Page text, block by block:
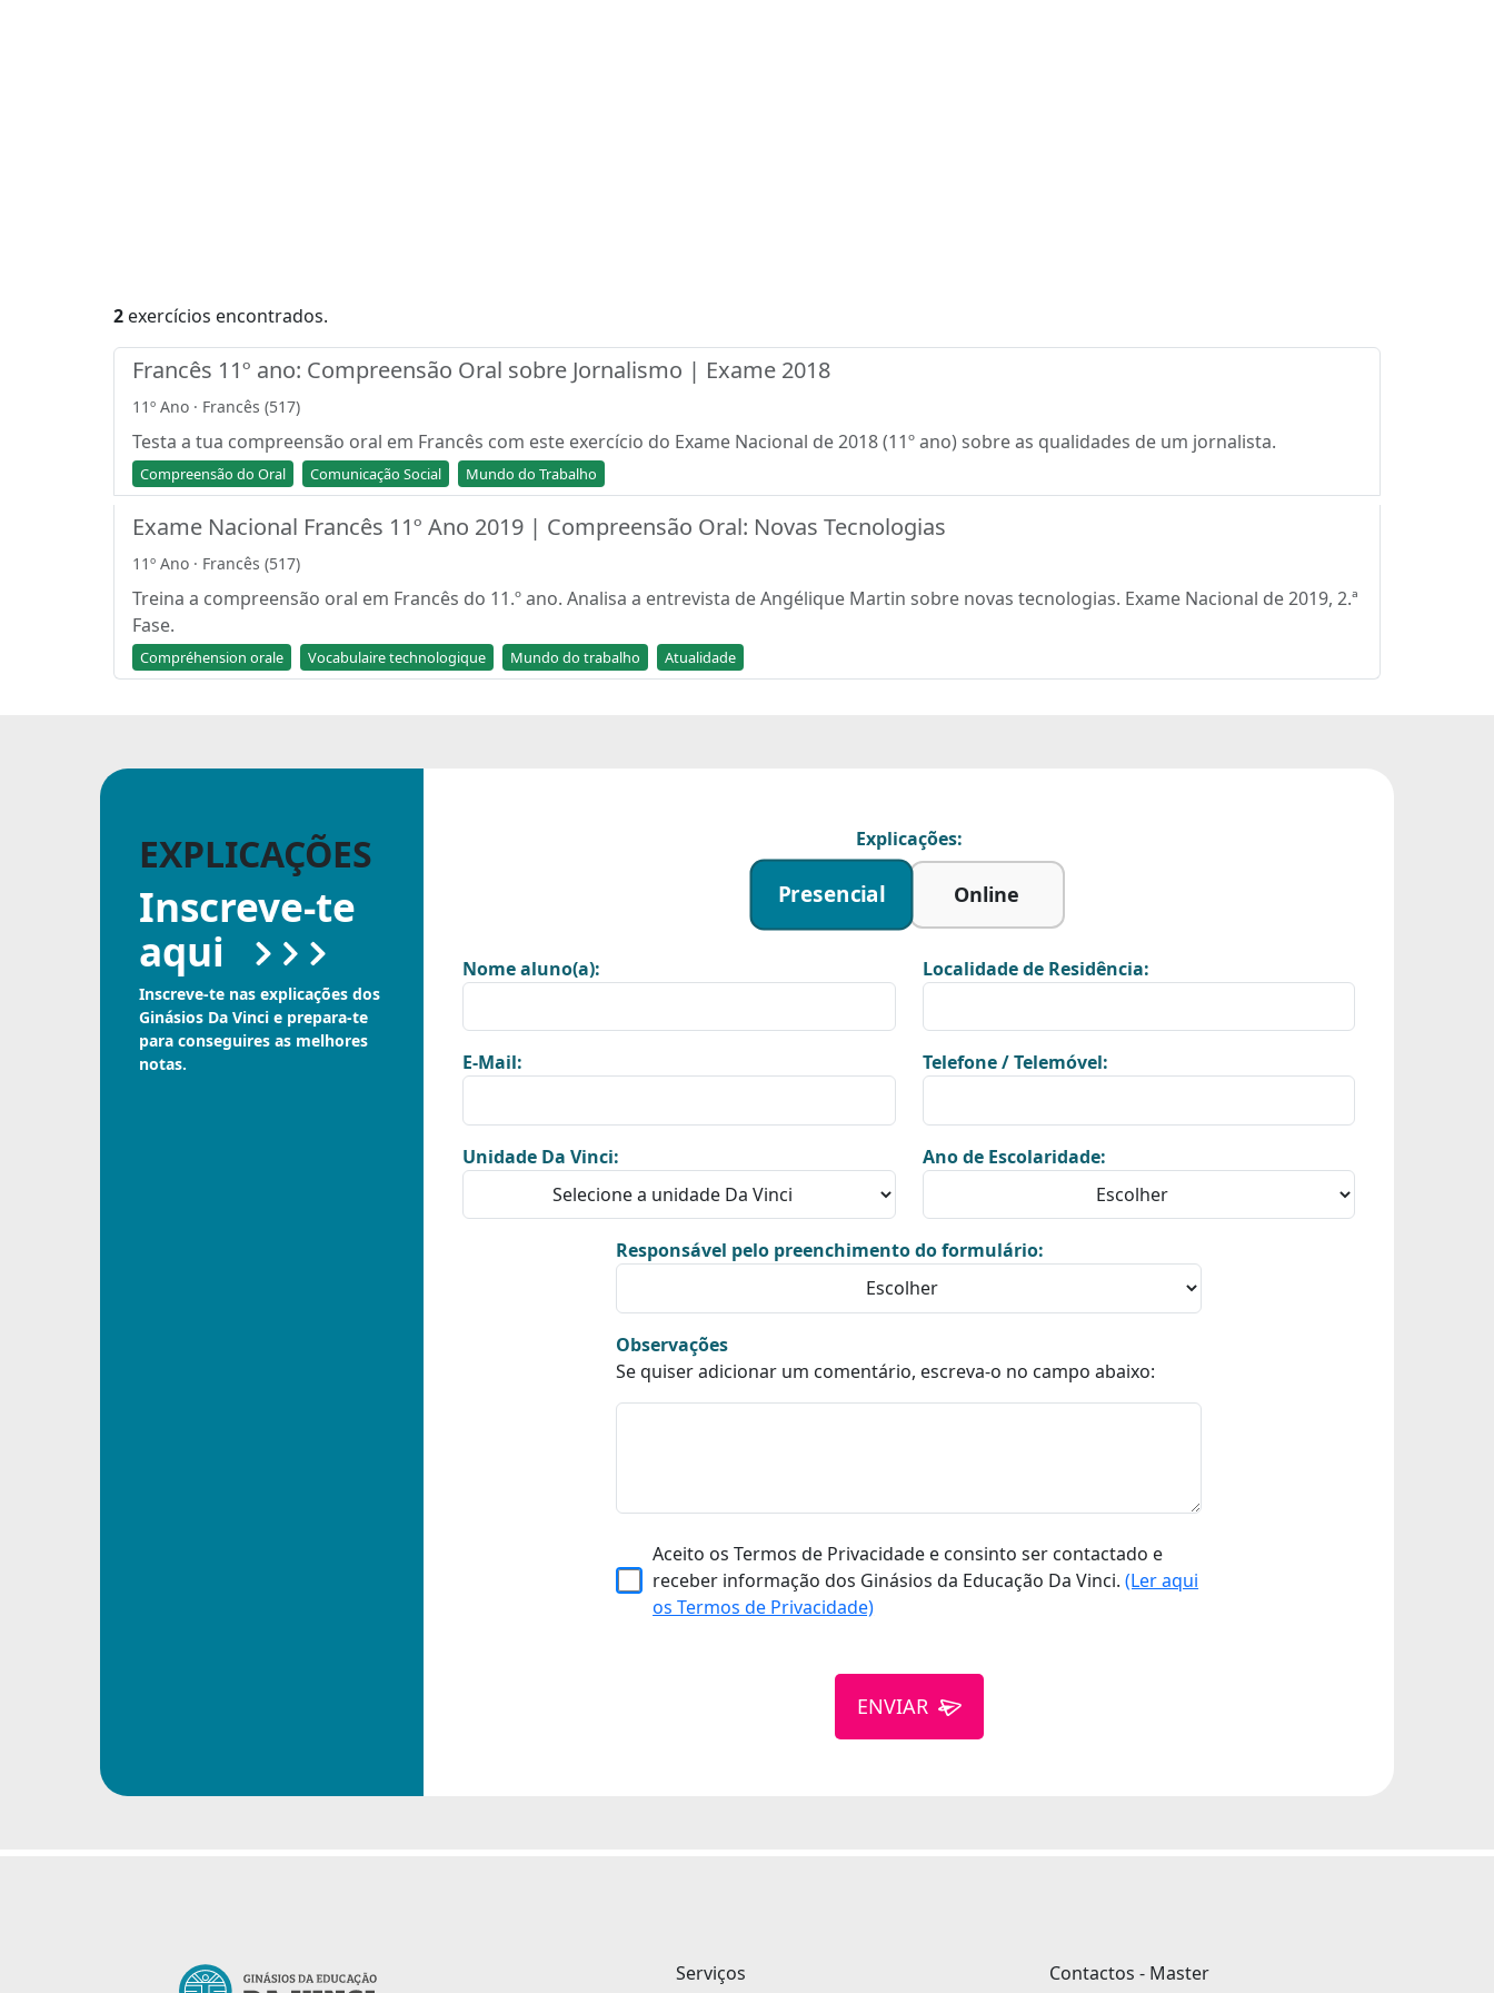
2 exercícios encontrados.
Francês 11º ano: Compreensão Oral sobre Jornalismo | Exame 2018
11º Ano · Francês (517)
Testa a tua compreensão oral em Francês com este exercício do Exame Nacional de 2018 (11º ano) sobre as qualidades de um jornalista.
Compreensão do Oral Comunicação Social Mundo do Trabalho
Exame Nacional Francês 11º Ano 2019 | Compreensão Oral: Novas Tecnologias
11º Ano · Francês (517)
Treina a compreensão oral em Francês do 11.º ano. Analisa a entrevista de Angélique Martin sobre novas tecnologias. Exame Nacional de 2019, 2.ª
Fase.
Compréhension orale Vocabulaire technologique Mundo do trabalho Atualidade
EXPLICAÇÕES
Inscreve-te
aqui
Inscreve-te nas explicações dos
Ginásios Da Vinci e prepara-te
para conseguires as melhores
notas.
Explicações:
Presencial Online
Nome aluno(a): Localidade de Residência:
E-Mail: Telefone / Telemóvel:
Unidade Da Vinci: Ano de Escolaridade:
Responsável pelo preenchimento do formulário:
Observações
Se quiser adicionar um comentário, escreva-o no campo abaixo:
Aceito os Termos de Privacidade e consinto ser contactado e
receber informação dos Ginásios da Educação Da Vinci.(Ler aqui
os Termos de Privacidade)
ENVIAR
Serviços Contactos - Master